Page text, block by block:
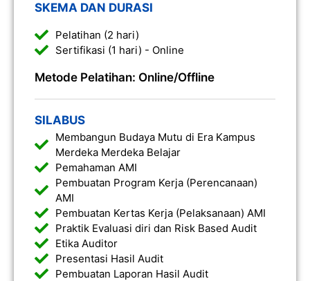
SKEMA DAN DURASI
Pelatihan (2 hari)
Sertifikasi (1 hari) - Online
Metode Pelatihan: Online/Offline
SILABUS
Membangun Budaya Mutu di Era Kampus
Merdeka Merdeka Belajar
Pemahaman AMI
Pembuatan Program Kerja (Perencanaan)
AMI
Pembuatan Kertas Kerja (Pelaksanaan) AMI
Praktik Evaluasi diri dan Risk Based Audit
Etika Auditor
Presentasi Hasil Audit
Pembuatan Laporan Hasil Audit